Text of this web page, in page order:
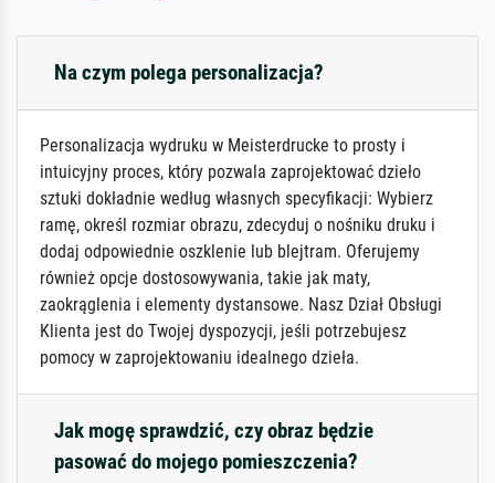
Na czym polega personalizacja?
Personalizacja wydruku w Meisterdrucke to prosty i
intuicyjny proces, który pozwala zaprojektować dzieło
sztuki dokładnie według własnych specyfikacji: Wybierz
ramę, określ rozmiar obrazu, zdecyduj o nośniku druku i
dodaj odpowiednie oszklenie lub blejtram. Oferujemy
również opcje dostosowywania, takie jak maty,
zaokrąglenia i elementy dystansowe. Nasz Dział Obsługi
Klienta jest do Twojej dyspozycji, jeśli potrzebujesz
pomocy w zaprojektowaniu idealnego dzieła.
Jak mogę sprawdzić, czy obraz będzie
pasować do mojego pomieszczenia?